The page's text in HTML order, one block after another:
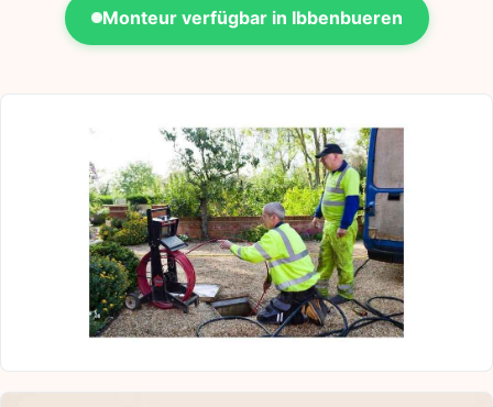
Monteur verfügbar in Ibbenbueren